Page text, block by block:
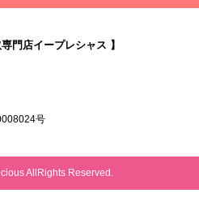
門店イープレシャス 】
号
AllRights Reserved.